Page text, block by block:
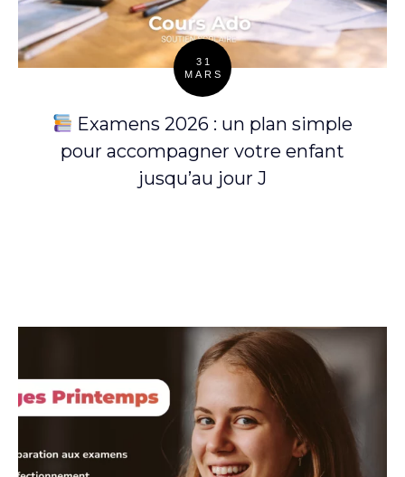
31
MARS
Examens 2026 : un plan simple
pour accompagner votre enfant
jusqu’au jour J